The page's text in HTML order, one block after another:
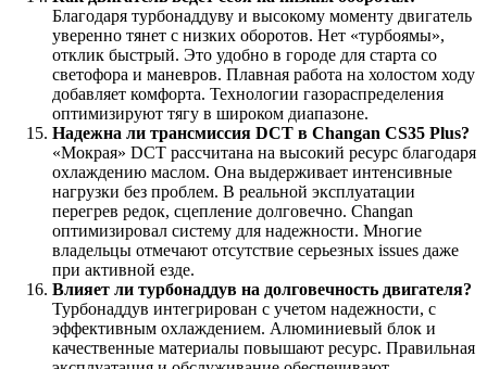
Благодаря турбонаддуву и высокому моменту двигатель
уверенно тянет с низких оборотов. Нет «турбоямы»,
отклик быстрый. Это удобно в городе для старта со
светофора и маневров. Плавная работа на холостом ходу
добавляет комфорта. Технологии газораспределения
оптимизируют тягу в широком диапазоне.
Надежна ли трансмиссия DCT в Changan CS35 Plus?
«Мокрая» DCT рассчитана на высокий ресурс благодаря
охлаждению маслом. Она выдерживает интенсивные
нагрузки без проблем. В реальной эксплуатации
перегрев редок, сцепление долговечно. Changan
оптимизировал систему для надежности. Многие
владельцы отмечают отсутствие серьезных issues даже
при активной езде.
Влияет ли турбонаддув на долговечность двигателя?
Турбонаддув интегрирован с учетом надежности, с
эффективным охлаждением. Алюминиевый блок и
качественные материалы повышают ресурс. Правильная